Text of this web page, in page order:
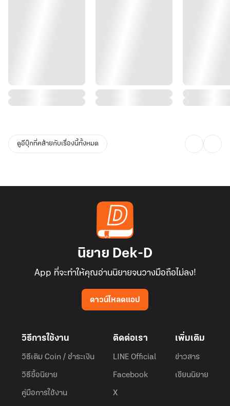
ดูอีบุ๊กที่คล้ายกับเรื่องนี้ทั้งหมด
นิยาย Dek-D
App ที่จะทำให้คุณอ่านนิยายจนวางมือถือไม่ลง!
ดาวน์โหลดแอป
วิธีการใช้งาน
วิธีเติม Coin / ชำระเงิน
วิธีซื้อนิยาย
คู่มือการใช้งาน
ติดต่อเรา
LINE Official
Facebook
X
เพิ่มเติม
ข่าวสาร
เขียนนิยาย